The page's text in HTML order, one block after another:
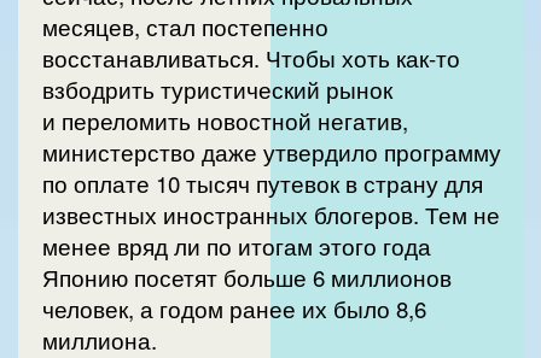
месяцев, стал постепенно
восстанавливаться. Чтобы хоть как-то
взбодрить туристический рынок
и переломить новостной негатив,
министерство даже утвердило программу
по оплате 10 тысяч путевок в страну для
известных иностранных блогеров. Тем не
менее вряд ли по итогам этого года
Японию посетят больше 6 миллионов
человек, а годом ранее их было 8,6
миллиона.